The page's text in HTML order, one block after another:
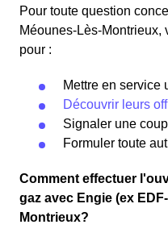
Pour toute question
Méounes-Lès-
pour :
Mettre en service
Découvrir leurs
Signaler une
Formuler toute
Comment effectuer
gaz avec Engie (ex
Montrieux?